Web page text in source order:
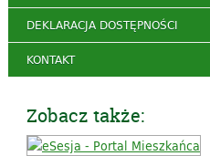
DEKLARACJA DOSTĘPNOŚCI
KONTAKT
Zobacz także: